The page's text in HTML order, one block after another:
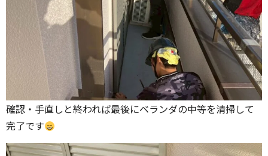
確認・手直しと終われば最後にベランダの中等を清掃して
完了です